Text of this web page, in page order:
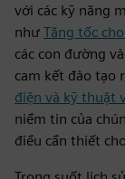
với các kỹ năng
như Tăng tốc
các con đường
cam kết đào tạo
điện và kỹ thuật
niềm tin của
điều cần thiết